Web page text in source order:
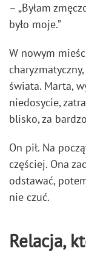
– „Byłam
było moje.”
W nowym
świata. Marta,
niedosycie,
blisko, za
On pił. Na
częściej. Ona
odstawać,
nie czuć.
Relacja,